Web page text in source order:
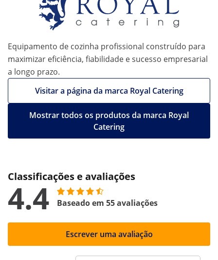
Equipamento de cozinha profissional construído para
maximizar eficiência, fiabilidade e sucesso empresarial
a longo prazo.
Visitar a página da marca Royal Catering
Mostrar todos os produtos da marca Royal
Catering
Classificações e avaliações
4.4 Baseado em 55 avaliações
Escrever uma avaliação